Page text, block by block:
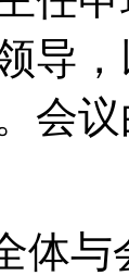
导
会
体与